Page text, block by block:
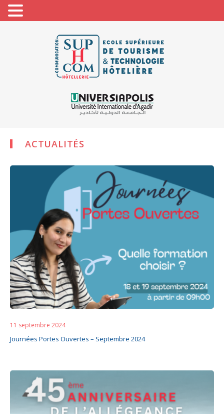
ACTUALITÉS
11 septembre 2024
Journées Portes Ouvertes – Septembre 2024